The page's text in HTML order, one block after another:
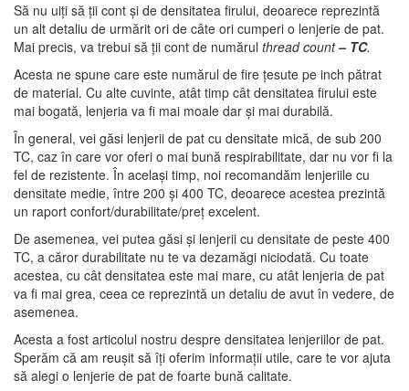
Să nu uiți să ții cont și de densitatea firului, deoarece reprezintă
un alt detaliu de urmărit ori de câte ori cumperi o lenjerie de pat.
Mai precis, va trebui să ții cont de numărul thread count– TC.
Acesta ne spune care este numărul de fire țesute pe inch pătrat
de material. Cu alte cuvinte, atât timp cât densitatea firului este
mai bogată, lenjeria va fi mai moale dar și mai durabilă.
În general, vei găsi lenjerii de pat cu densitate mică, de sub 200
TC, caz în care vor oferi o mai bună respirabilitate, dar nu vor fi la
fel de rezistente. În același timp, noi recomandăm lenjeriile cu
densitate medie, între 200 și 400 TC, deoarece acestea prezintă
un raport confort/durabilitate/preț excelent.
De asemenea, vei putea găsi și lenjerii cu densitate de peste 400
TC, a căror durabilitate nu te va dezamăgi niciodată. Cu toate
acestea, cu cât densitatea este mai mare, cu atât lenjeria de pat
va fi mai grea, ceea ce reprezintă un detaliu de avut în vedere, de
asemenea.
Acesta a fost articolul nostru despre densitatea lenjeriilor de pat.
Sperăm că am reușit să îți oferim informații utile, care te vor ajuta
să alegi o lenjerie de pat de foarte bună calitate.